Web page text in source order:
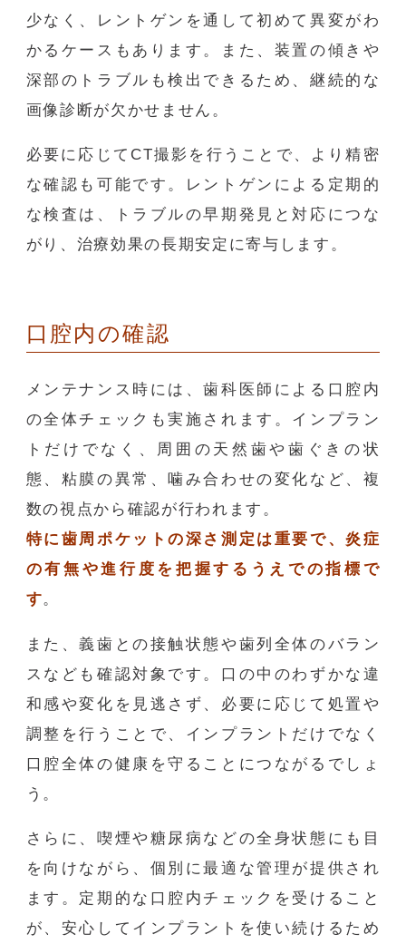
少なく、レントゲンを通して初めて異変がわ
かるケースもあります。また、装置の傾きや
深部のトラブルも検出できるため、継続的な
画像診断が欠かせません。
必要に応じてCT撮影を行うことで、より精密
な確認も可能です。レントゲンによる定期的
な検査は、トラブルの早期発見と対応につな
がり、治療効果の長期安定に寄与します。
口腔内の確認
メンテナンス時には、歯科医師による口腔内
の全体チェックも実施されます。インプラン
トだけでなく、周囲の天然歯や歯ぐきの状
態、粘膜の異常、噛み合わせの変化など、複
数の視点から確認が行われます。
特に歯周ポケットの深さ測定は重要で、炎症
の有無や進行度を把握するうえでの指標で
す。
また、義歯との接触状態や歯列全体のバラン
スなども確認対象です。口の中のわずかな違
和感や変化を見逃さず、必要に応じて処置や
調整を行うことで、インプラントだけでなく
口腔全体の健康を守ることにつながるでしょ
う。
さらに、喫煙や糖尿病などの全身状態にも目
を向けながら、個別に最適な管理が提供され
ます。定期的な口腔内チェックを受けること
が、安心してインプラントを使い続けるため